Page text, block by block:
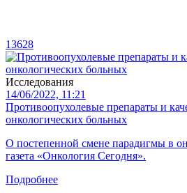
13628
Исследования
14/06/2022, 11:21
Противоопухолевые препараты и
онкологических больных
О постепенной смене парадигмы в
газета «Онкология Сегодня».
Подробнее